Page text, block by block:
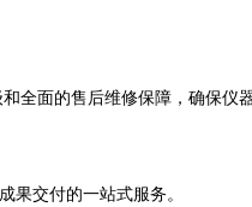
全面的售后维修保障，确保仪
果交付的一站式服务。